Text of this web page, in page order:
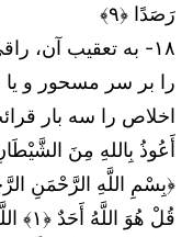
رَصَدًا ﴿٩﴾
۱۸- به تعقیب آن،
را بر سر مسحور و
اخلاص را سه بار
أَعُوذُ بِاللهِ مِنَ
﴿بِسْمِ اللَّهِ الرَّحْمَنِ